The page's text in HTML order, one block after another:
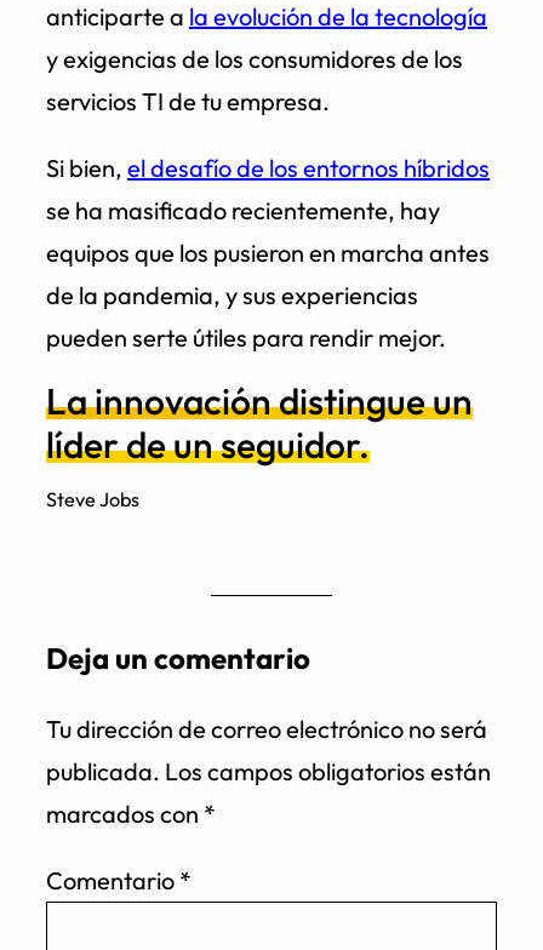
anticiparte a la evolución de la tecnología
y exigencias de los consumidores de los
servicios TI de tu empresa.
Si bien, el desafío de los entornos híbridos
se ha masificado recientemente, hay
equipos que los pusieron en marcha antes
de la pandemia, y sus experiencias
pueden serte útiles para rendir mejor.
La innovación distingue un
líder de un seguidor.
Steve Jobs
Deja un comentario
Tu dirección de correo electrónico no será
publicada. Los campos obligatorios están
marcados con *
Comentario *